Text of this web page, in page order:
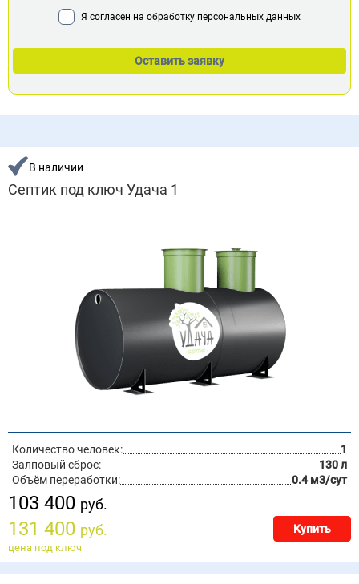
Я согласен на обработку персональных данных
В наличии
Септик под ключ Удача 1
Количество человек:
1
Залповый сброс:
130 л
Объём переработки:
0.4 м3/сут
103 400 руб.
131 400 руб. Купить
цена под ключ